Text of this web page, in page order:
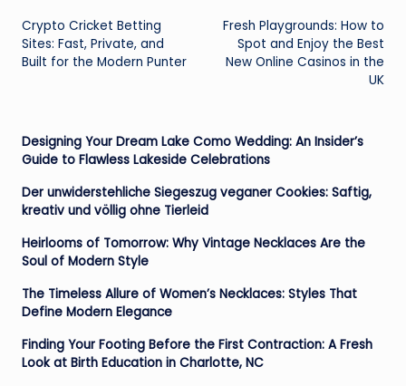
navigation
Crypto Cricket Betting
Sites: Fast, Private, and
Built for the Modern Punter
Fresh Playgrounds: How to
Spot and Enjoy the Best
New Online Casinos in the
UK
Designing Your Dream Lake Como Wedding: An Insider’s
Guide to Flawless Lakeside Celebrations
Der unwiderstehliche Siegeszug veganer Cookies: Saftig,
kreativ und völlig ohne Tierleid
Heirlooms of Tomorrow: Why Vintage Necklaces Are the
Soul of Modern Style
The Timeless Allure of Women’s Necklaces: Styles That
Define Modern Elegance
Finding Your Footing Before the First Contraction: A Fresh
Look at Birth Education in Charlotte, NC